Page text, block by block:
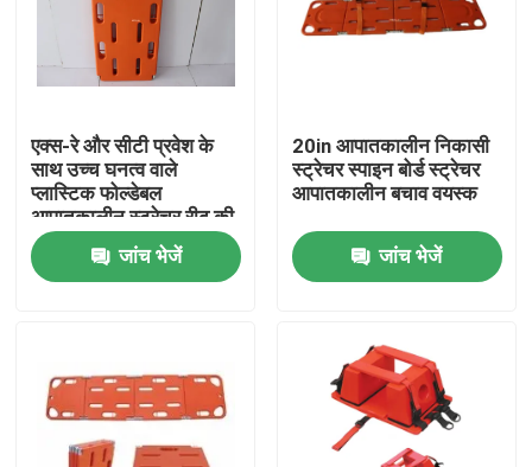
उत्पाद
वीडियो
एक्स-रे और सीटी प्रवेश के
साथ उच्च घनत्व वाले
प्लास्टिक फोल्डेबल
आपातकालीन स्ट्रेचर रीढ़ की
हड्डी बोर्ड
जांच भेजें
20in आपातकालीन निकासी
स्ट्रेचर स्पाइन बोर्ड स्ट्रेचर
आपातकालीन बचाव वयस्क
जांच भेजें